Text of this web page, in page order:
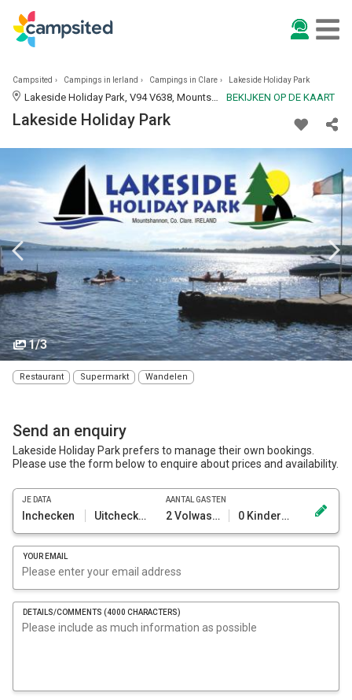
Campsited Campings in Ierland Campings in Clare Lakeside Holiday Park
Lakeside Holiday Park, V94 V638, Mountshannon, Ierland | CLARE BEKIJKEN OP DE KAART
Lakeside Holiday Park
1/3
Restaurant Supermarkt Wandelen
Send an enquiry
Lakeside Holiday Park prefers to manage their own bookings.
Please use the form below to enquire about prices and availability.
JE DATA
Inchecken Uitchecken
AANTAL GASTEN
2 Volwassenen 0 Kinderen